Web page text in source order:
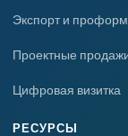
Экспорт и
Проектные
Цифровая визитка
РЕСУРСЫ